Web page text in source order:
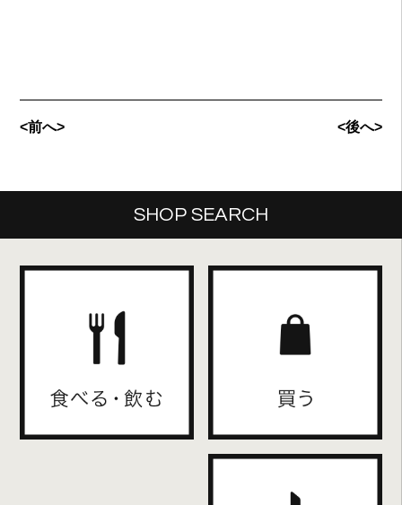
<前へ> <後へ>
SHOP SEARCH